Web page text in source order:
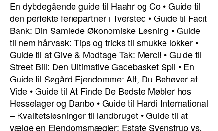
En dybdegående guide til Haahr og Co •Guide til
den perfekte feriepartner i Tversted •Guide til Facit
Bank: Din Samlede Økonomiske Løsning •Guide
til nem hårvask: Tips og tricks til smukke lokker •
Guide til at Give & Modtage Tak: Merci! •Guide til
Street Bill: Den Ultimative Gadebasket Spil • En
Guide til Søgård Ejendomme: Alt, Du Behøver at
Vide •Guide til At Finde De Bedste Møbler hos
Hesselager og Danbo •Guide til Hardi International
– Kvalitetsløsninger til landbruget •Guide til at
vælge en Ejendomsmægler: Estate Svenstrup vs.